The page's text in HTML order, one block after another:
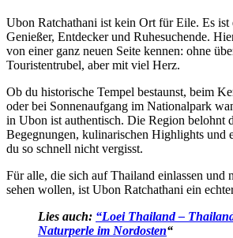
Ubon Ratchathani ist kein Ort für Eile. Es ist
Genießer, Entdecker und Ruhesuchende.
von einer ganz neuen Seite kennen: ohne
Touristentrubel, aber mit viel Herz.
Ob du historische Tempel bestaunst, beim
oder bei Sonnenaufgang im Nationalpark
in Ubon ist authentisch. Die Region belohnt
Begegnungen, kulinarischen Highlights und
du so schnell nicht vergisst.
Für alle, die sich auf Thailand einlassen und
sehen wollen, ist Ubon Ratchathani ein
Lies auch: “Loei Thailand –
Naturperle im Nordosten“